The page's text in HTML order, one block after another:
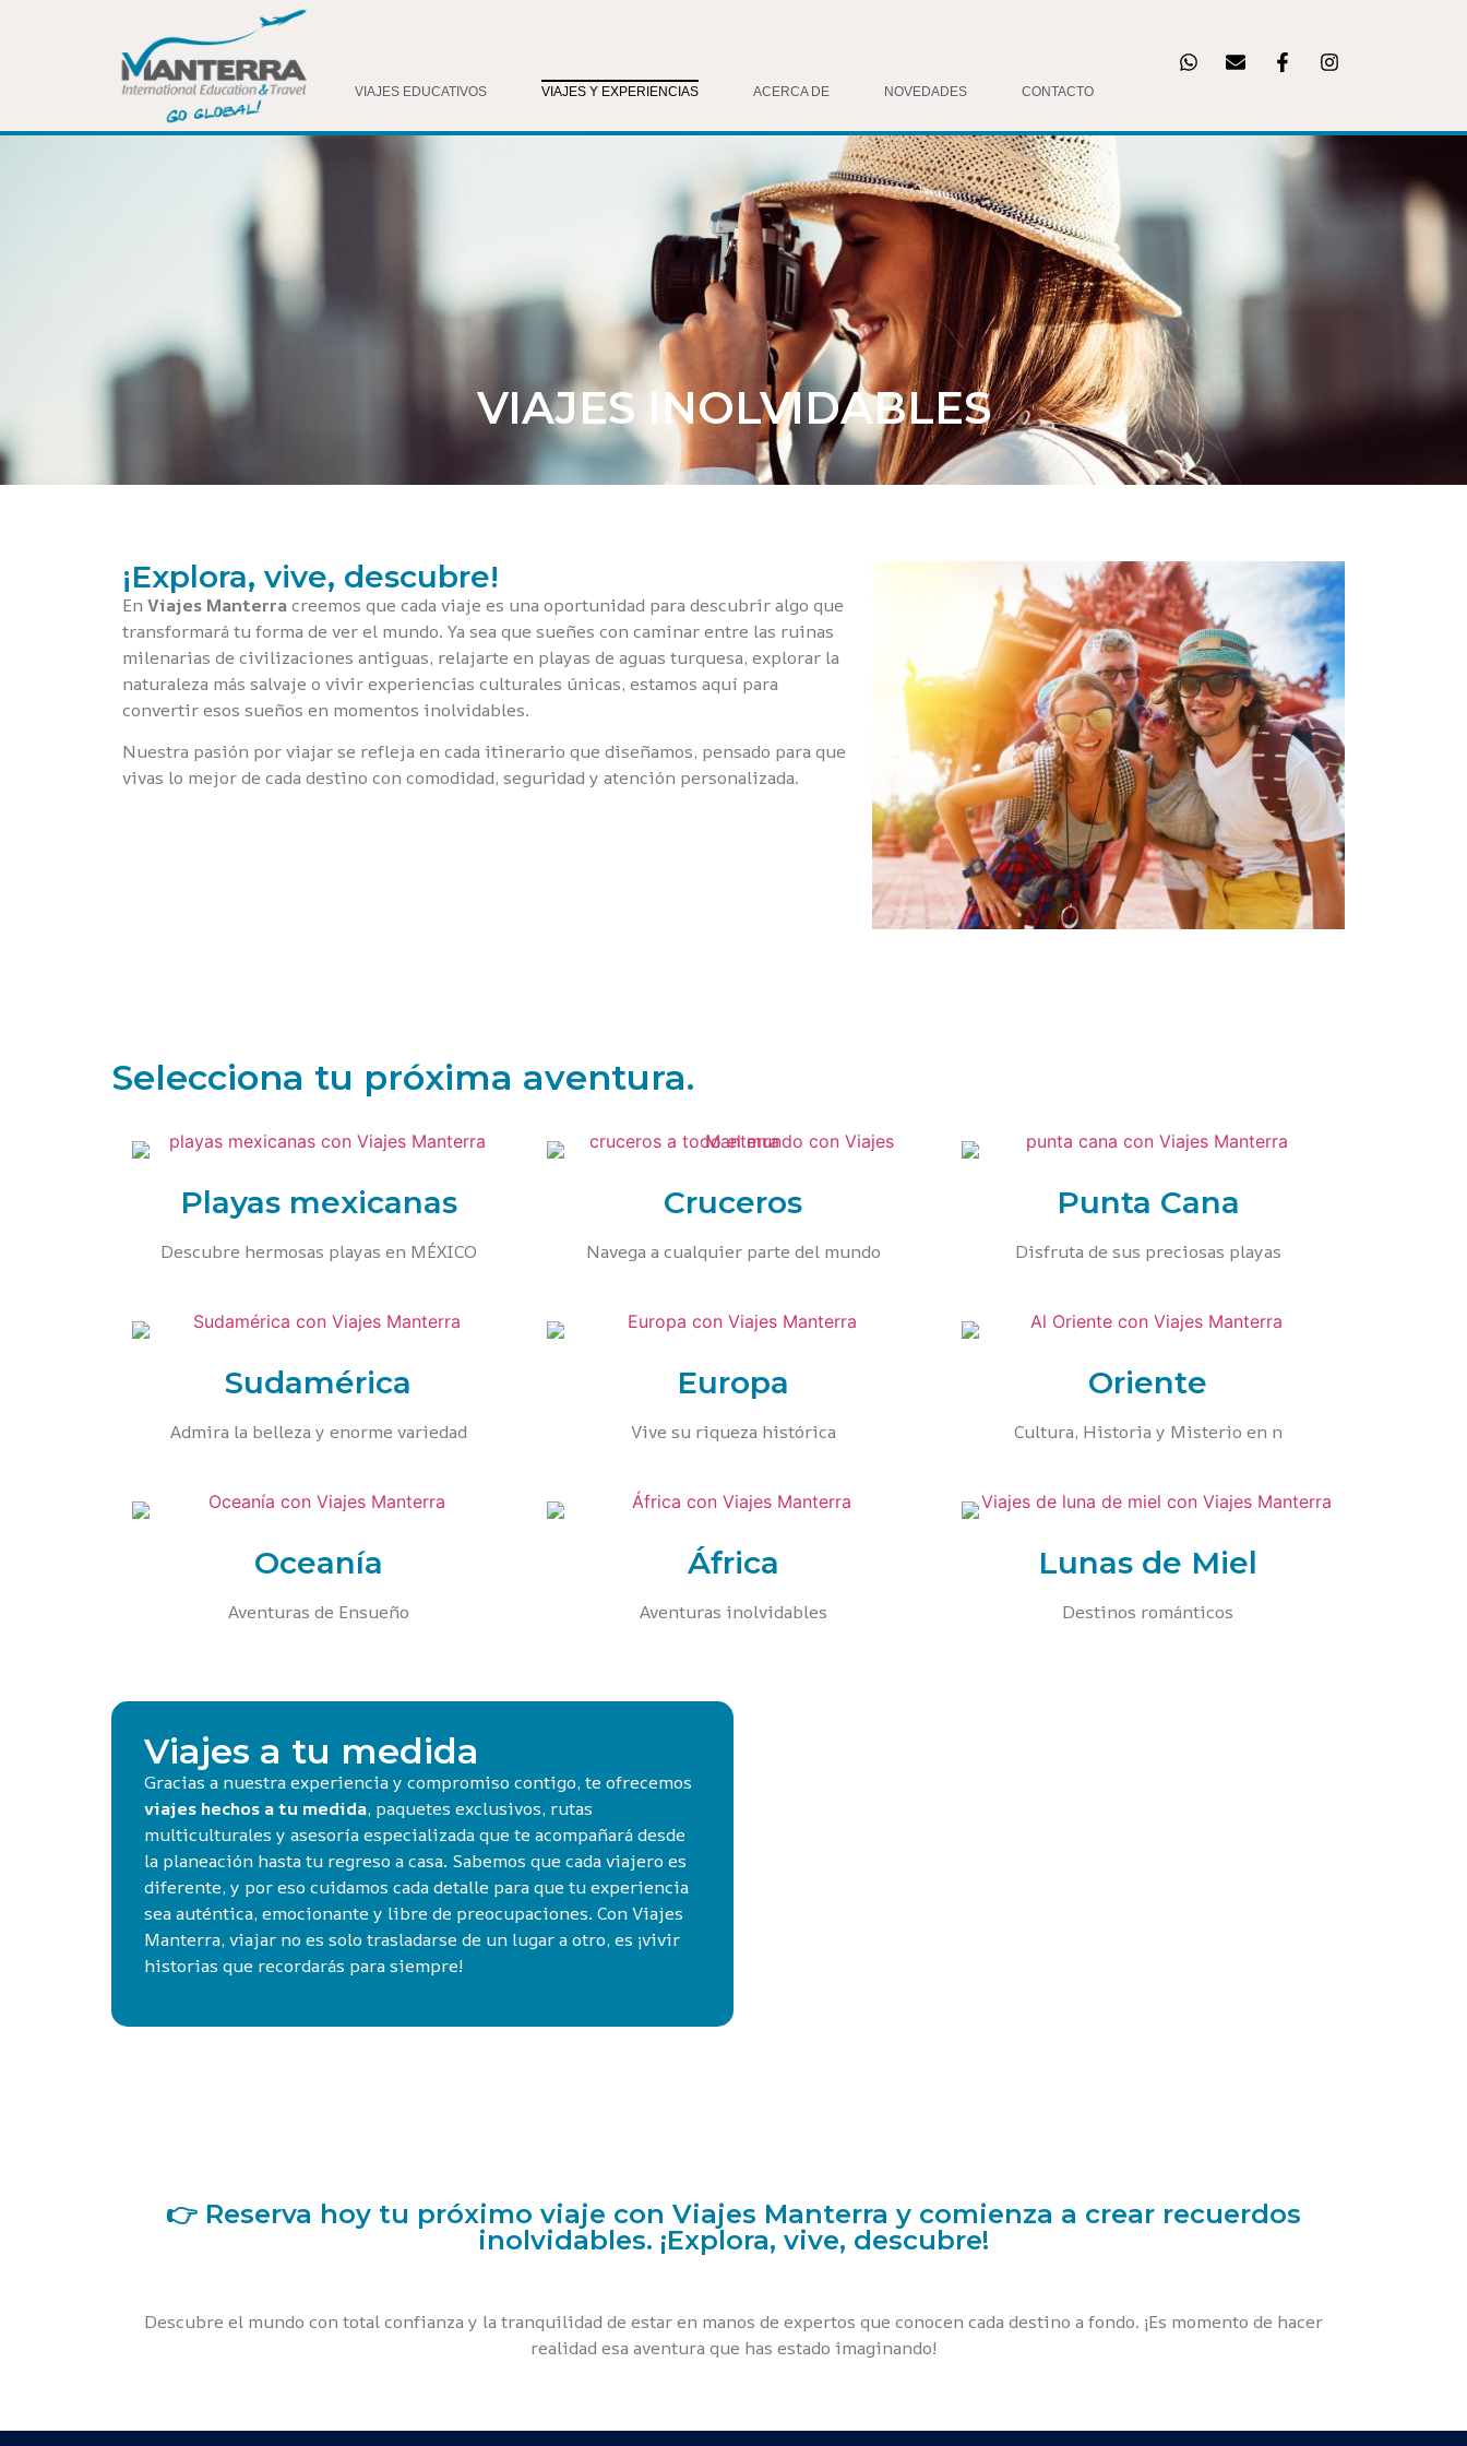
VIAJES EDUCATIVOS VIAJES Y EXPERIENCIAS ACERCA DE NOVEDADES CONTACTO
VIAJES INOLVIDABLES
¡Explora, vive, descubre!
EnViajes Manterracreemos que cada viaje es una oportunidad para descubrir algo que
transformará tu forma de ver el mundo. Ya sea que sueñes con caminar entre las ruinas
milenarias de civilizaciones antiguas, relajarte en playas de aguas turquesa, explorar la
naturaleza más salvaje o vivir experiencias culturales únicas, estamos aquí para
convertir esos sueños en momentos inolvidables.
Nuestra pasión por viajar se refleja en cada itinerario que diseñamos, pensado para que
vivas lo mejor de cada destino con comodidad, seguridad y atención personalizada.
Selecciona tu próxima aventura.
Playas mexicanas
Descubre hermosas playas en MÉXICO
Cruceros
Navega a cualquier parte del mundo
Punta Cana
Disfruta de sus preciosas playas
Sudamérica
Admira la belleza y enorme variedad
Europa
Vive su riqueza histórica
Oriente
Cultura, Historia y Misterio en n
Oceanía
Aventuras de Ensueño
África
Aventuras inolvidables
Lunas de Miel
Destinos románticos
Viajes a tu medida
Gracias a nuestra experiencia y compromiso contigo, te ofrecemos
viajes hechos a tu medida, paquetes exclusivos, rutas
multiculturales y asesoría especializada que te acompañará desde
la planeación hasta tu regreso a casa. Sabemos que cada viajero es
diferente, y por eso cuidamos cada detalle para que tu experiencia
sea auténtica, emocionante y libre de preocupaciones. Con Viajes
Manterra, viajar no es solo trasladarse de un lugar a otro, es ¡vivir
historias que recordarás para siempre!
👉 Reserva hoy tu próximo viaje con Viajes Manterra y comienza a crear recuerdos
inolvidables. ¡Explora, vive, descubre!
Descubre el mundo con total confianza y la tranquilidad de estar en manos de expertos que conocen cada destino a fondo. ¡Es momento de hacer
realidad esa aventura que has estado imaginando!